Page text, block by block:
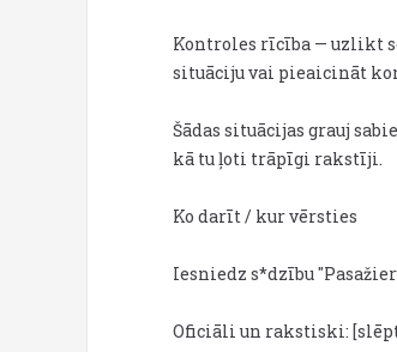
Kontroles rīcība — uzlikt
situāciju vai pieaicināt
Šādas situācijas grauj
kā tu ļoti trāpīgi rakstīji.
Ko darīt / kur vērsties
Iesniedz s*dzību
Oficiāli un rakstiski: